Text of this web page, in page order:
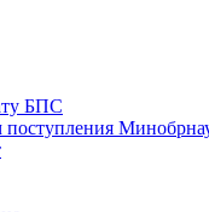
БПС
поступления